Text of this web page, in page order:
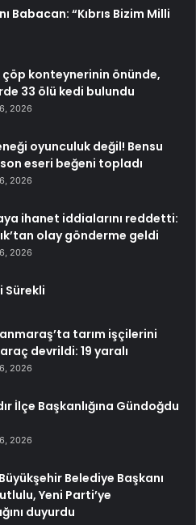
Babacan: “Kıbrıs Bizim Milli
çöp konteynerinin önünde,
33 ölü kedi bulundu
2026
oyunculuk değil! Bensu
son eseri beğeni topladı
2026
ihanet iddialarını reddetti:
olay gönderme geldi
2026
Sürekli
tarım işçilerini
devrildi: 19 yaralı
2026
İlçe Başkanlığına Gündoğdu
2026
Belediye Başkanı
Yeni Parti’ye
duyurdu